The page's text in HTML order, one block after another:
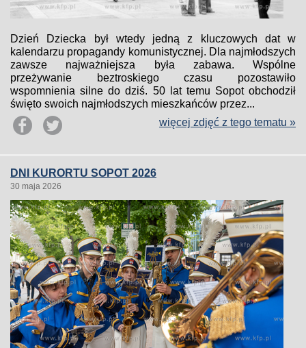
Dzień Dziecka był wtedy jedną z kluczowych dat w
kalendarzu propagandy komunistycznej. Dla najmłodszych
zawsze najważniejsza była zabawa. Wspólne
przeżywanie beztroskiego czasu pozostawiło
wspomnienia silne do dziś. 50 lat temu Sopot obchodził
święto swoich najmłodszych mieszkańców przez...
więcej zdjęć z tego tematu »
DNI KURORTU SOPOT 2026
30 maja 2026